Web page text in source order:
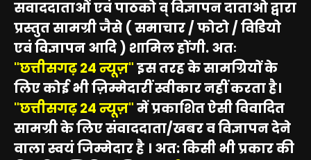
सवाददाताओं एवं पाठको व् विज्ञापन दाताओ द्वारा
प्रस्तुत सामग्री जैसे ( समाचार / फोटो / विडियो
एवं विज्ञापन आदि ) शामिल होंगी. अतः
"छत्तीसगढ़ 24 न्यूज़"इस तरह के सामग्रियों के
लिए कोई भी ज़िम्मेदारीं स्वीकार नहीं करता है।
"छत्तीसगढ़ 24 न्यूज़"में प्रकाशित ऐसी विवादित
सामग्री के लिए संवाददाता/खबर व विज्ञापन देने
वाला स्वयं जिम्मेदार है । अत: किसी भी प्रकार की